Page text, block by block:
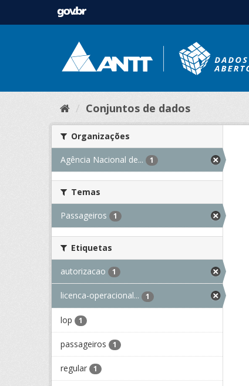
Conjuntos de dados
Organizações
Agência Nacional de... 1
Temas
Passageiros 1
Etiquetas
autorizacao 1
licenca-operacional... 1
lop 1
passageiros 1
regular 1